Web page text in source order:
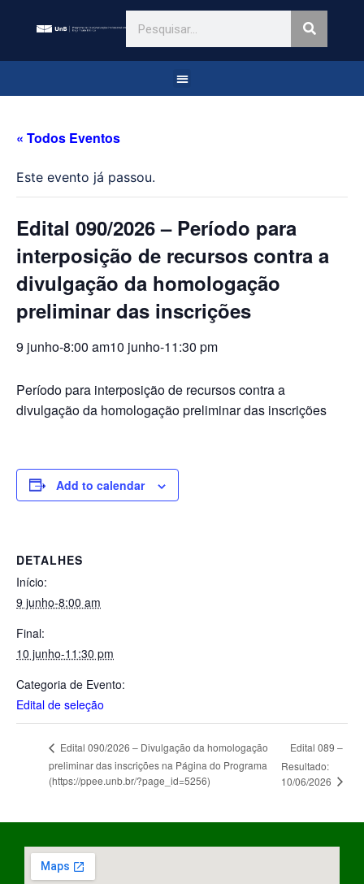
« Todos Eventos
Este evento já passou.
Edital 090/2026 – Período para
interposição de recursos contra a
divulgação da homologação
preliminar das inscrições
9 junho-8:00 am10 junho-11:30 pm
Período para interposição de recursos contra a
divulgação da homologação preliminar das inscrições
Add to calendar
DETALHES
Início:
9 junho-8:00 am
Final:
10 junho-11:30 pm
Categoria de Evento:
Edital de seleção
Edital 090/2026 – Divulgação da homologação
preliminar das inscrições na Página do Programa
(https://ppee.unb.br/?page_id=5256)
Edital 089 –
Resultado:
10/06/2026